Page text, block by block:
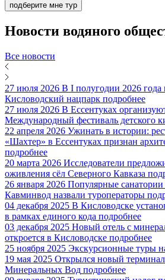
подберите мне тур
Новости водяного
Все новости
27 июля 2026 В I полугодии 2026 года
Кисловодский нацпарк подробнее
27 июля 2026 В Ессентуках
Международный фестиваль детского
22 апреля 2026 Ужинать в истории:
«Шахтер» в Ессентуках признан
подробнее
20 марта 2026 Исследователи
оживления сёл Северного Кавказа
26 января 2026 Популярные
Кавминвод назвали туроператоры
04 декабря 2025 В Кисловодске
в рамках единого кода подробнее
03 декабря 2025 Новый отель с
откроется в Кисловодске подробнее
25 ноября 2025 Экскурсионные туры
19 мая 2025 Открылся новый
Минеральных Вод подробнее